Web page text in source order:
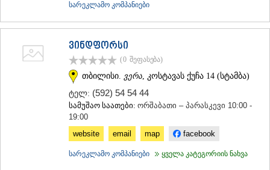
სარეკლამო კომპანიები
ვინდფორსი
(0 შეფასება)
თბილისი. ვერა , კოსტავას ქუჩა 14 (სტამბა)
ტელ: (592) 54 54 44
სამუშაო საათები: ორშაბათი – პარასკევი 10:00 -
19:00
website
email map facebook
სარეკლამო კომპანიები ყველა კატეგორიის ნახვა